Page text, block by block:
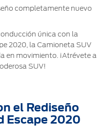
completamente nuevo
única con la
2020, la Camioneta SUV
en movimiento. ¡Atrévete a
SUV!
el Rediseño
Escape 2020